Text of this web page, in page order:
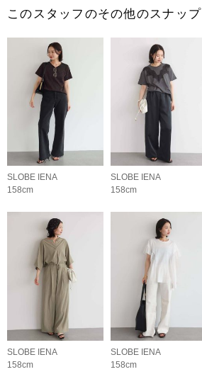
このスタッフのその他のスナップ
SLOBE IENA
158cm
SLOBE IENA
158cm
SLOBE IENA
158cm
SLOBE IENA
158cm